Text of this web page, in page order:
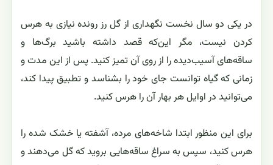
در یکی دو سال نخست نگهداری از گل رز رونده نیازی به هرس
کردن نیست، مگر این‌که قصد داشته باشید برگ‌ها و
ساقه‌های آسیب‌دیده را از روی آن تمیز کنید. پس از این مدت و
زمانی که گیاه توانست جای خود را بشناسد و تطبیق پیدا کند،
می‌توانید در اوایل هر بهار آن را هرس کنید.
برای این منظور ابتدا شاخه‌های مرده، آشفته یا خشک شده را
هرس کنید، سپس به سراغ ساقه‌هایی بروید که گل می‌دهند و